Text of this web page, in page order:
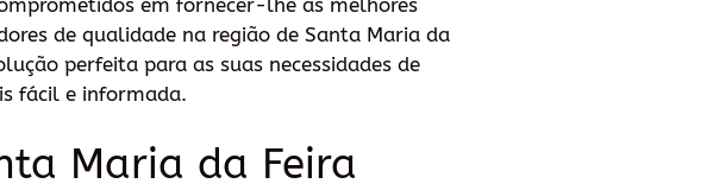
em fornecer-lhe as melhores
de qualidade na região de Santa Maria da
perfeita para as suas necessidades de
fácil e informada.
Maria da Feira